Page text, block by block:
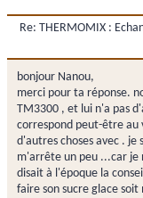
Re: THERMOMIX :
bonjour Nanou,
merci pour ta réponse.
TM3300 , et lui n'a pas
correspond peut-être au
d'autres choses avec .
m'arrête un peu ...car je
disait à l'époque la
faire son sucre glace soit